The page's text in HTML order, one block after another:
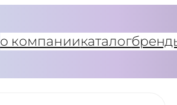
о компаниикаталог